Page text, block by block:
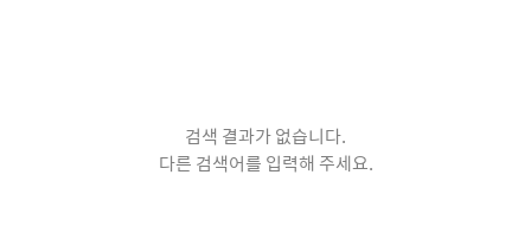
검색 결과가 없습니다.
다른 검색어를 입력해 주세요.